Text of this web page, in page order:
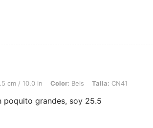
in, Color: Beis, Talla: CN41
cm / 10.0 in Color: Beis Talla: CN41
poquito grandes, soy 25.5